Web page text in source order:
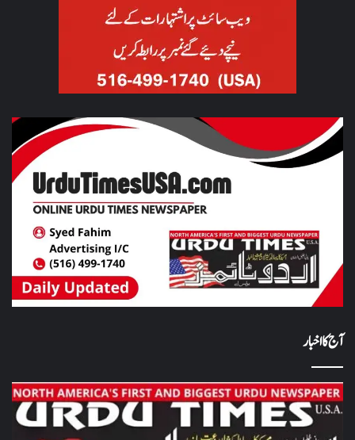
آج کا اخبار